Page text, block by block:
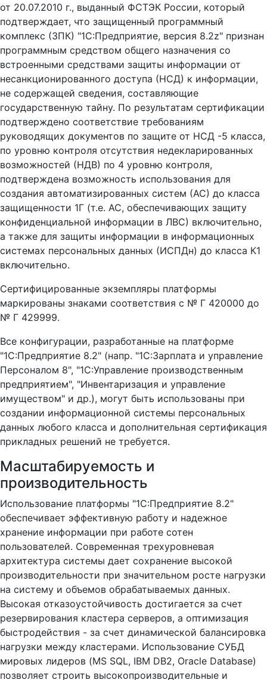
от 20.07.2010 г., выданный ФСТЭК России, который
подтверждает, что защищенный программный
комплекс (ЗПК) "1С:Предприятие, версия 8.2z" признан
программным средством общего назначения со
встроенными средствами защиты информации от
несанкционированного доступа (НСД) к информации,
не содержащей сведения, составляющие
государственную тайну. По результатам сертификации
подтверждено соответствие требованиям
руководящих документов по защите от НСД -5 класса,
по уровню контроля отсутствия недекларированных
возможностей (НДВ) по 4 уровню контроля,
подтверждена возможность использования для
создания автоматизированных систем (АС) до класса
защищенности 1Г (т.е. АС, обеспечивающих защиту
конфиденциальной информации в ЛВС) включительно,
а также для защиты информации в информационных
системах персональных данных (ИСПДн) до класса К1
включительно.
Сертифицированные экземпляры платформы
маркированы знаками соответствия с № Г 420000 до
№ Г 429999.
Все конфигурации, разработанные на платформе
"1С:Предприятие 8.2" (напр. "1С:Зарплата и управление
Персоналом 8", "1С:Управление производственным
предприятием", "Инвентаризация и управление
имуществом" и др.), могут быть использованы при
создании информационной системы персональных
данных любого класса и дополнительная сертификация
прикладных решений не требуется.
Масштабируемость и
производительность
Использование платформы "1С:Предприятие 8.2"
обеспечивает эффективную работу и надежное
хранение информации при работе сотен
пользователей. Современная трехуровневая
архитектура системы дает сохранение высокой
производительности при значительном росте нагрузки
на систему и объемов обрабатываемых данных.
Высокая отказоустойчивость достигается за счет
резервирования кластера серверов, а оптимизация
быстродействия - за счет динамической балансировка
нагрузки между кластерами. Использование СУБД
мировых лидеров (MS SQL, IBM DB2, Oracle Database)
позволяет строить высокопроизводительные и